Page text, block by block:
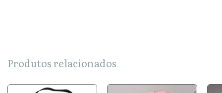
Produtos relacionados